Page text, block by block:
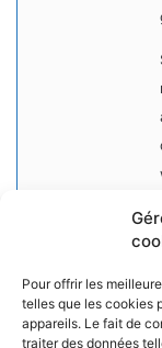
Pour offrir les
telles que les cookies
appareils. Le fait de
traiter des données